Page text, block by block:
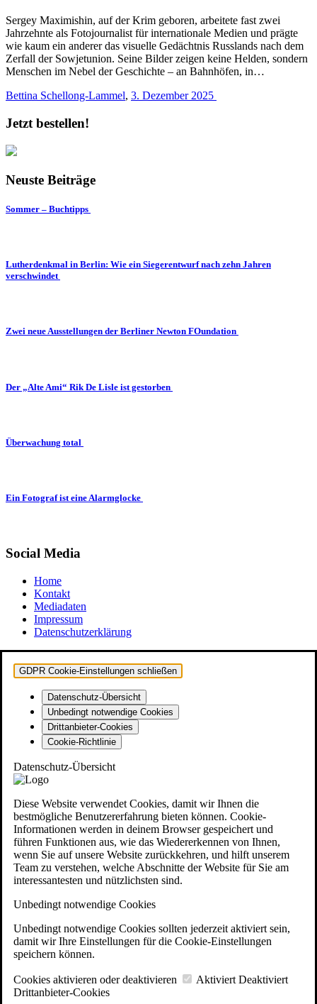
Sergey Maximishin, auf der Krim geboren, arbeitete fast zwei
Jahrzehnte als Fotojournalist für internationale Medien und prägte
wie kaum ein anderer das visuelle Gedächtnis Russlands nach dem
Zerfall der Sowjetunion. Seine Bilder zeigen keine Helden, sondern
Menschen im Nebel der Geschichte – an Bahnhöfen, in…
Bettina Schellong-Lammel, 3. Dezember 2025
Jetzt bestellen!
Neuste Beiträge
Sommer – Buchtipps
Lutherdenkmal in Berlin: Wie ein Siegerentwurf nach zehn Jahren
verschwindet
Zwei neue Ausstellungen der Berliner Newton FOundation
Der „Alte Ami“ Rik De Lisle ist gestorben
Überwachung total
Ein Fotograf ist eine Alarmglocke
Social Media
Home
Kontakt
Mediadaten
Impressum
Datenschutzerklärung
GDPR Cookie-Einstellungen schließen
Datenschutz-Übersicht
Unbedingt notwendige Cookies
Drittanbieter-Cookies
Cookie-Richtlinie
Datenschutz-Übersicht
Diese Website verwendet Cookies, damit wir Ihnen die
bestmögliche Benutzererfahrung bieten können. Cookie-
Informationen werden in deinem Browser gespeichert und
führen Funktionen aus, wie das Wiedererkennen von Ihnen,
wenn Sie auf unsere Website zurückkehren, und hilft unserem
Team zu verstehen, welche Abschnitte der Website für Sie am
interessantesten und nützlichsten sind.
Unbedingt notwendige Cookies
Unbedingt notwendige Cookies sollten jederzeit aktiviert sein,
damit wir Ihre Einstellungen für die Cookie-Einstellungen
speichern können.
Cookies aktivieren oder deaktivieren Aktiviert Deaktiviert
Drittanbieter-Cookies